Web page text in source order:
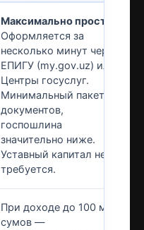
Максимально простая.
Оформляется за
несколько минут через
ЕПИГУ (my.gov.uz) или
Центры госуслуг.
Минимальный пакет
документов,
госпошлина
значительно ниже.
Уставный капитал не
требуется.
При доходе до 100 млн
сумов —